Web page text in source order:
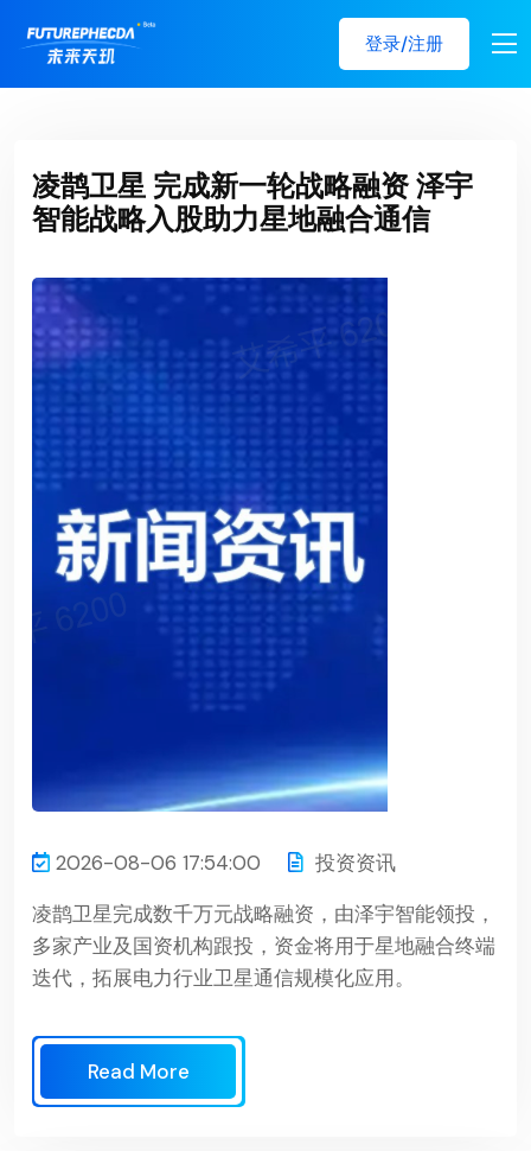
登录/注册
凌鹊卫星 完成新一轮战略融资 泽宇
智能战略入股助力星地融合通信
2026-08-06 17:54:00
投资资讯
凌鹊卫星完成数千万元战略融资，由泽宇智能领投，
多家产业及国资机构跟投，资金将用于星地融合终端
迭代，拓展电力行业卫星通信规模化应用。
Read More